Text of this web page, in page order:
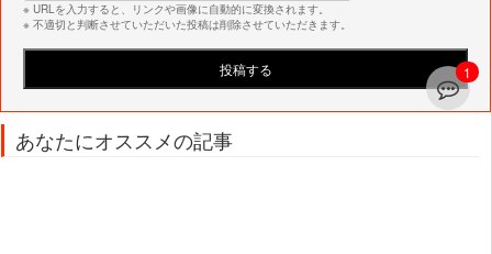
1
※ URLを入力すると、リンクや画像に自動的に変換されます。
※ 不適切と判断させていただいた投稿は削除させていただきます。
あなたにオススメの記事